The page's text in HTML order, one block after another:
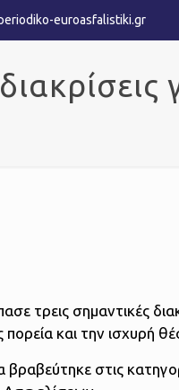
euroasfalistiki.gr
τρεις σημαντικές
πορεία και την ισχυρή
βραβεύτηκε στις